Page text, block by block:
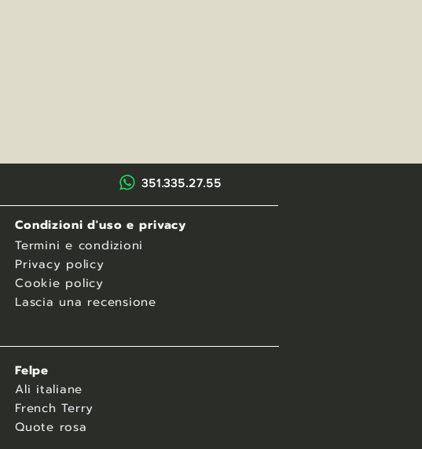
351.335.27.55
Condizioni d'uso e privacy
Termini e condizioni
Privacy policy
Cookie policy
Lascia una recensione
Felpe
Ali italiane
French Terry
Quote rosa